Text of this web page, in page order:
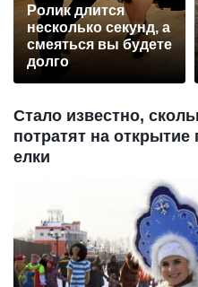
Ролик длится
несколько секунд, а
смеяться вы будете
долго
Стало известно,
потратят на открытие
елки